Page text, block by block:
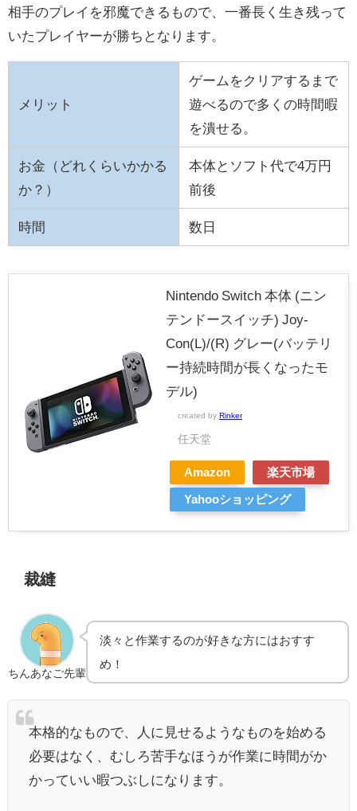
相手のプレイを邪魔できるもので、一番長く生き残って
いたプレイヤーが勝ちとなります。
メリット
ゲームをクリアするまで
遊べるので多くの時間暇
を潰せる。
お金（どれくらいかかる
か？）
本体とソフト代で4万円
前後
時間 数日
Nintendo Switch 本体 (ニン
テンドースイッチ) Joy-
Con(L)/(R) グレー(バッテリ
ー持続時間が長くなったモ
デル)
created by Rinker
任天堂
Amazon 楽天市場
Yahooショッピング
裁縫
ちんあなご先輩
淡々と作業するのが好きな方にはおすす
め！
本格的なもので、人に見せるようなものを始める
必要はなく、むしろ苦手なほうが作業に時間がか
かっていい暇つぶしになります。